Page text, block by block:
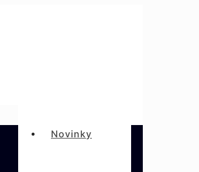
Novinky